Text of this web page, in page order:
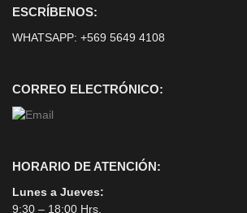
ESCRÍBENOS:
WHATSAPP: +569 5649 4108
CORREO ELECTRÓNICO:
HORARIO DE ATENCIÓN:
Lunes a Jueves:
9:30 – 18:00 Hrs.